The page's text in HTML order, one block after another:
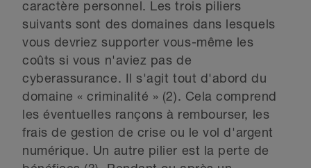
caractère personnel. Les trois piliers
suivants sont des domaines dans lesquels
vous devriez supporter vous-même les
coûts si vous n'aviez pas de
cyberassurance. Il s'agit tout d'abord du
domaine « criminalité » (2). Cela comprend
les éventuelles rançons à rembourser, les
frais de gestion de crise ou le vol d'argent
numérique. Un autre pilier est la perte de